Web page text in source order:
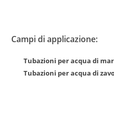
Campi di applicazione:
Tubazioni per acqua di
Tubazioni per acqua di